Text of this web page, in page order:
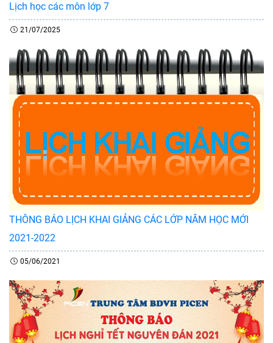
Lịch học các môn lớp 7
21/07/2025
THÔNG BÁO LỊCH KHAI GIẢNG CÁC LỚP NĂM HỌC MỚI
2021-2022
05/06/2021